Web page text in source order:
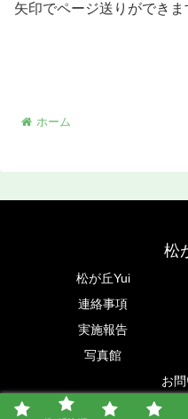
矢印でページ送りができま
ホーム
松
松が丘Yui
連絡事項
実施報告
写真館
お
© 2021-